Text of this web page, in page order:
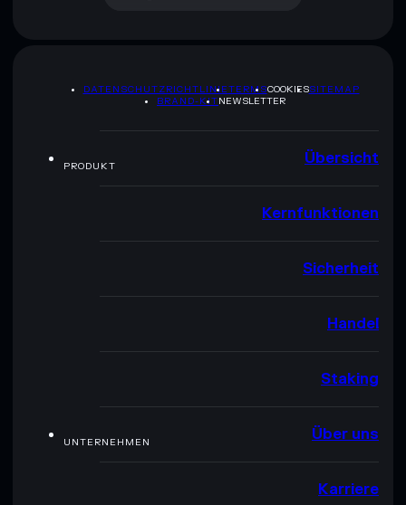
DATENSCHUTZRICHTLINIETERMSCOOKIESSITEMAP
BRAND-KITNEWSLETTER
PRODUKT Übersicht
Kernfunktionen
Sicherheit
Handel
Staking
UNTERNEHMEN Über uns
Karriere